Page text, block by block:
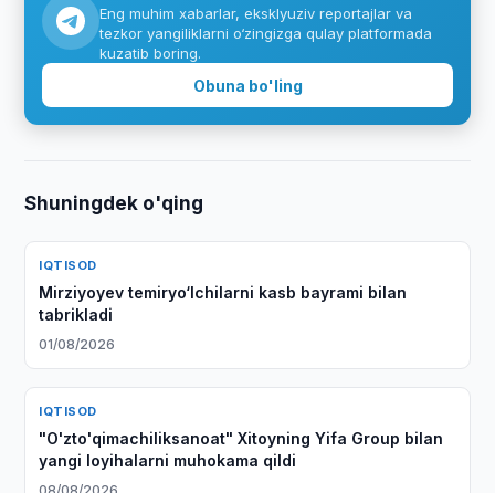
Eng muhim xabarlar, eksklyuziv reportajlar va
tezkor yangiliklarni o‘zingizga qulay platformada
kuzatib boring.
Obuna bo'ling
Shuningdek o'qing
IQTISOD
Mirziyoyev temiryo‘lchilarni kasb bayrami bilan
tabrikladi
01/08/2026
IQTISOD
"O'zto'qimachiliksanoat" Xitoyning Yifa Group bilan
yangi loyihalarni muhokama qildi